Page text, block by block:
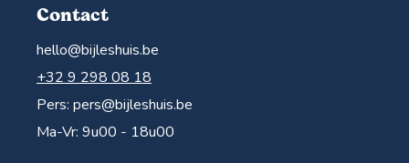
Contact
hello@bijleshuis.be
+32 9 298 08 18
Pers: pers@bijleshuis.be
Ma-Vr: 9u00 - 18u00